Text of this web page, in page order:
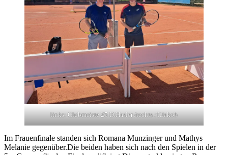
links: Clubmeiste 25 D.Hasler /rechts :T.Jakob
Im Frauenfinale standen sich Romana Munzinger und Mathys
Melanie gegenüber.Die beiden haben sich nach den Spielen in der